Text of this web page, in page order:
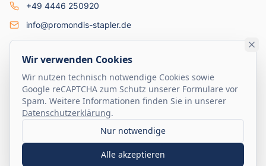
+49 4446 250920
info@promondis-stapler.de
Mo-Fr: 7:30-17:00
Sa: 09:00-13:00
©2026Promondis GmbH. Alle Rechte vorbehalten.
Impressum
Datenschutz AGB
promondis-stapler.de
Wir verwenden Cookies
Wir nutzen technisch notwendige Cookies sowie
Google reCAPTCHA zum Schutz unserer Formulare vor
Spam. Weitere Informationen finden Sie in unserer
Datenschutzerklärung.
Nur notwendige
Alle akzeptieren